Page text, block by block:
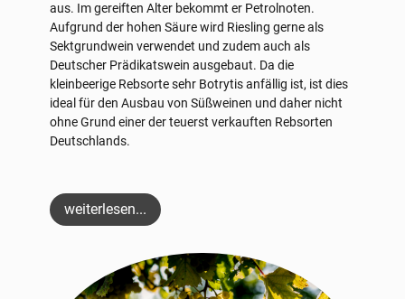
aus. Im gereiften Alter bekommt er Petrolnoten.
Aufgrund der hohen Säure wird Riesling gerne als
Sektgrundwein verwendet und zudem auch als
Deutscher Prädikatswein ausgebaut. Da die
kleinbeerige Rebsorte sehr Botrytis anfällig ist, ist dies
ideal für den Ausbau von Süßweinen und daher nicht
ohne Grund einer der teuerst verkauften Rebsorten
Deutschlands.
weiterlesen...